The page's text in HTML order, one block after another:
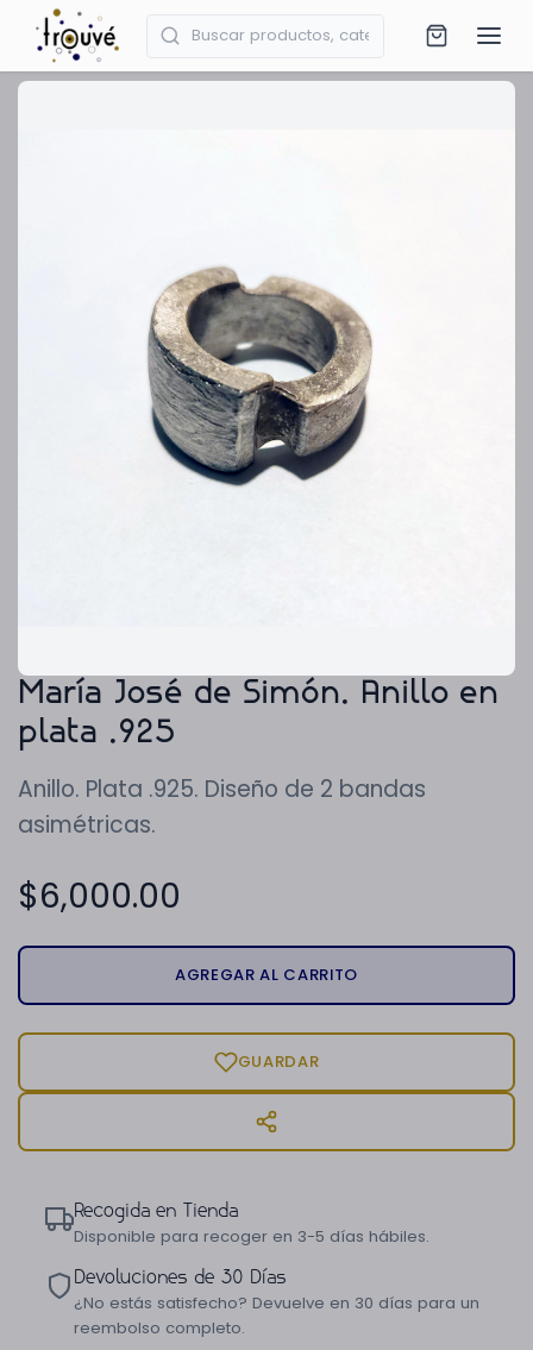
María José de Simón. Anillo en
plata .925
Anillo. Plata .925. Diseño de 2 bandas
asimétricas.
$6,000.00
AGREGAR AL CARRITO
GUARDAR
Recogida en Tienda
Disponible para recoger en 3-5 días hábiles.
Devoluciones de 30 Días
¿No estás satisfecho? Devuelve en 30 días para un
reembolso completo.